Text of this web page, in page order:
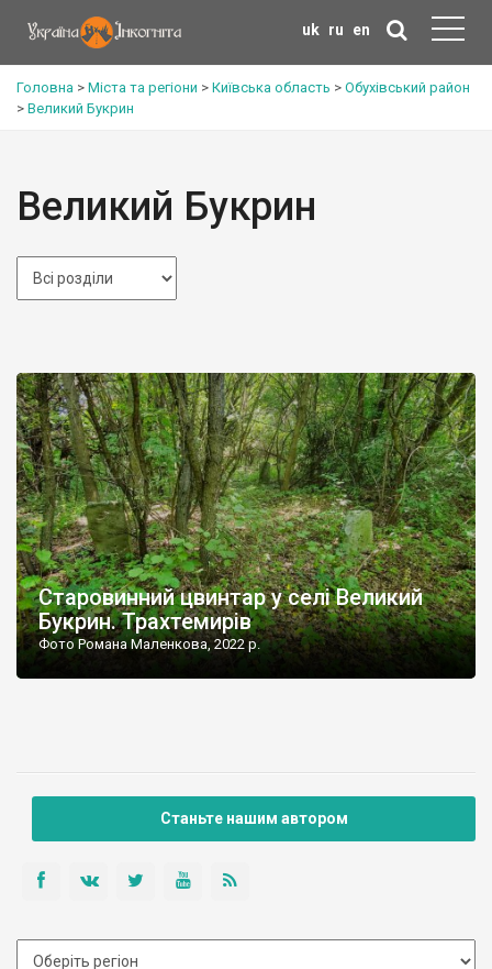
uk ru en
Головна > Міста та регіони > Київська область > Обухівський район
> Великий Букрин
Великий Букрин
Старовинний цвинтар у селі Великий
Букрин. Трахтемирів
Фото Романа Маленкова, 2022 р.
Станьте нашим автором